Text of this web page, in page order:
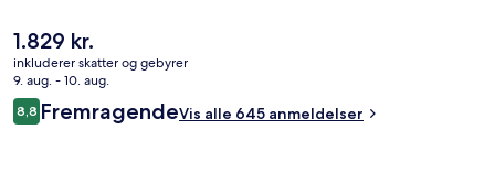
personale og morgenmad.
Den
nuværende
pris
er
1.829 kr.
1.829 kr.
inkluderer skatter og gebyrer
9. aug. - 10. aug.
Anmeldelser
8,88,8 ud af 10.
FremragendeVis alle 645 anmeldelser